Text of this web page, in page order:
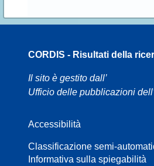
CORDIS - Risultati della
Il sito è gestito dall’
Ufficio delle pubblicazioni
Accessibilità
Classificazione semi-
Informativa sulla spiegabilità